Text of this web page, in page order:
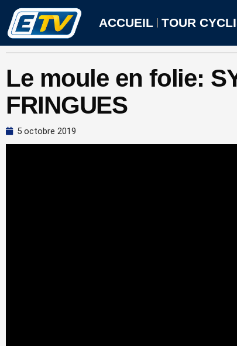
Aller
contenu
ACCUEIL TOUR
Le moule en folie:
FRINGUES
5 octobre 2019